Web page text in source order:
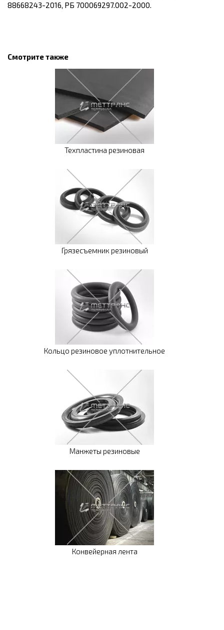
88668243-2016, РБ 700069297.002-2000.
Смотрите также
Техпластина резиновая
Грязесъемник резиновый
Кольцо резиновое уплотнительное
Манжеты резиновые
Конвейерная лента